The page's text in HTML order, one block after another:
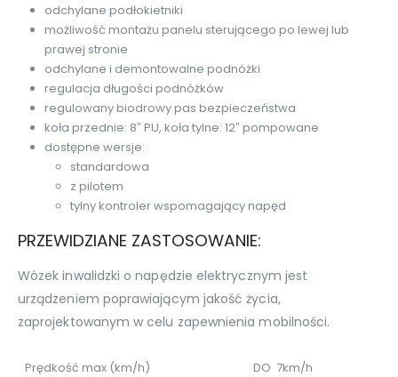
odchylane podłokietniki
możliwość montażu panelu sterującego po lewej lub
prawej stronie
odchylane i demontowalne podnóżki
regulacja długości podnóżków
regulowany biodrowy pas bezpieczeństwa
koła przednie: 8″ PU, koła tylne: 12″ pompowane
dostępne wersje:
standardowa
z pilotem
tylny kontroler wspomagający napęd
PRZEWIDZIANE ZASTOSOWANIE:
Wózek inwalidzki o napędzie elektrycznym jest
urządzeniem poprawiającym jakość życia,
zaprojektowanym w celu zapewnienia mobilności.
Prędkość max (km/h)
DO 7km/h